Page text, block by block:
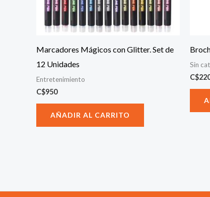
Marcadores Mágicos con Glitter. Set de
12 Unidades
Entretenimiento
C$950
AÑADIR AL CARRITO
Sin
C$